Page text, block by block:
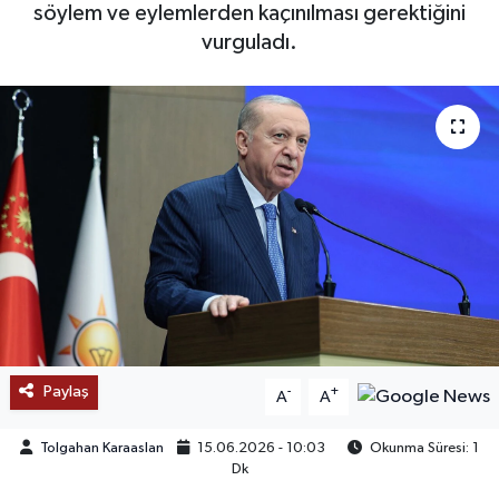
söylem ve eylemlerden kaçınılması gerektiğini
vurguladı.
Paylaş A- A+
Tolgahan Karaaslan 15.06.2026 - 10:03
Okunma Süresi: 1
Dk
MAGAZİN
BÖLGE
KEŞFET
POPÜLER
DÜNYA
TREND
Haber Arşivi